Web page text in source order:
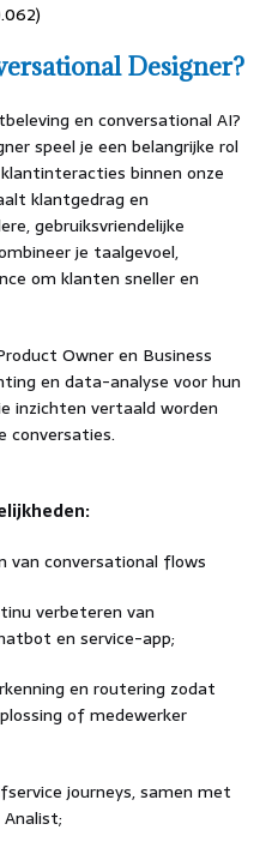
Designer?
en conversational AI?
speel je een belangrijke rol
binnen onze
klantgedrag en
gebruiksvriendelijke
je taalgevoel,
om klanten sneller en
Owner en Business
en data-analyse voor hun
inzichten vertaald worden
conversaties.
van conversational flows
verbeteren van
en service-app;
en routering zodat
of medewerker
journeys, samen met